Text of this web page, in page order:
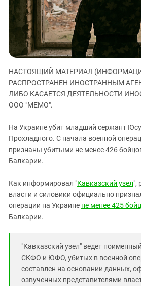
КАВКАЗ ЗА
Дагестан
Ингушетия
Кабардино-Балкария
Калмыкия
Карачаево-Черкесия
Краснодарский край
Нагорный Карабах
Ростовская область
Северная Осетия - Алания
СКФО
Ставропольский край
Чечня
ЮФО
НАСТОЯЩИЙ МАТЕРИАЛ
РАСПРОСТРАНЕН ИНОСТРАННЫМ
ЛИБО КАСАЕТСЯ ДЕЯТЕЛЬНОСТИ
ООО "МЕМО".
На Украине убит младший сержант
Прохладного. С начала военной
признаны убитыми не менее 426
Балкарии.
Как информировал "Кавказский узел",
власти и силовики официально
операции на Украине не менее 425
Балкарии.
"Кавказский узел" ведет
СКФО и ЮФО, убитых в военной
составлен на основании данных,
озвученных представителями